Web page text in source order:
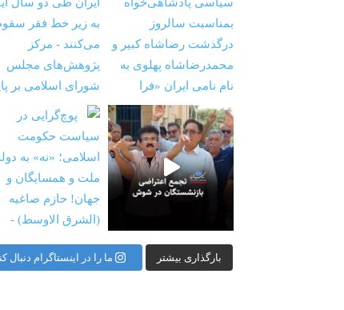
‏‏‏ ‏‏ ‏ پوچ‌گرایی در سیاست حکومت اسلامی؛ «نه» به
بارگذاری بیشتر ما را در اینستاگرام دنبال